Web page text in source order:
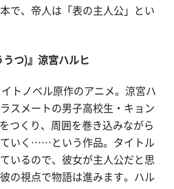
で、帝人は「表の主人公」とい
つ)』涼宮ハルヒ
トノベル原作のアニメ。涼宮ハ
スメートの男子高校生・キョン
つくり、周囲を巻き込みながら
ていく……という作品。タイトル
いるので、彼女が主人公だと思
の視点で物語は進みます。ハル